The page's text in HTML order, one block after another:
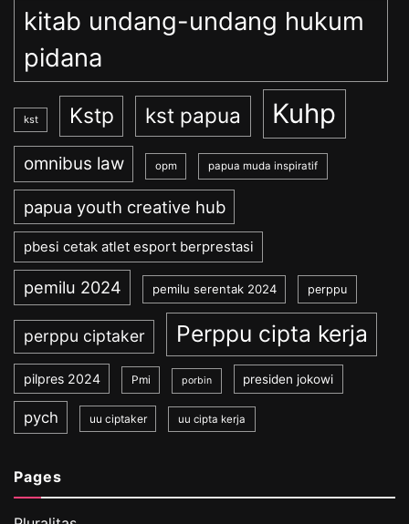
kitab undang-undang hukum
pidana
kst Kstp kst papua Kuhp
omnibus law opm papua muda inspiratif
papua youth creative hub
pbesi cetak atlet esport berprestasi
pemilu 2024 pemilu serentak 2024 perppu
perppu ciptaker Perppu cipta kerja
pilpres 2024 Pmi porbin presiden jokowi
pych uu ciptaker uu cipta kerja
Pages